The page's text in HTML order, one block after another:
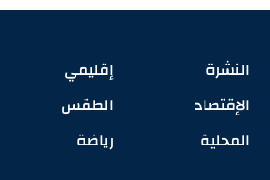
النشرة
الإقتصاد
المحلية
إقليمي
الطقس
رياضة